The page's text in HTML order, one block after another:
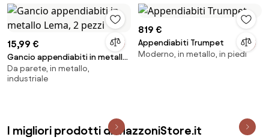
15,99 €
Gancio appendiabiti in metallo
Lema, 2 pezzi
Da parete, in metallo,
industriale
819 €
Appendiabiti Trumpet
Moderno, in metallo, in piedi
I migliori prodotti di MazzoniStore.it